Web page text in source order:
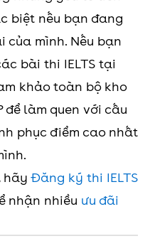
biệt nếu bạn đang
mình. Nếu bạn
bài thi IELTS tại
khảo toàn bộ kho
để làm quen với cấu
phục điểm cao nhất
hãyĐăng ký thi IELTS
nhận nhiều ưu đãi